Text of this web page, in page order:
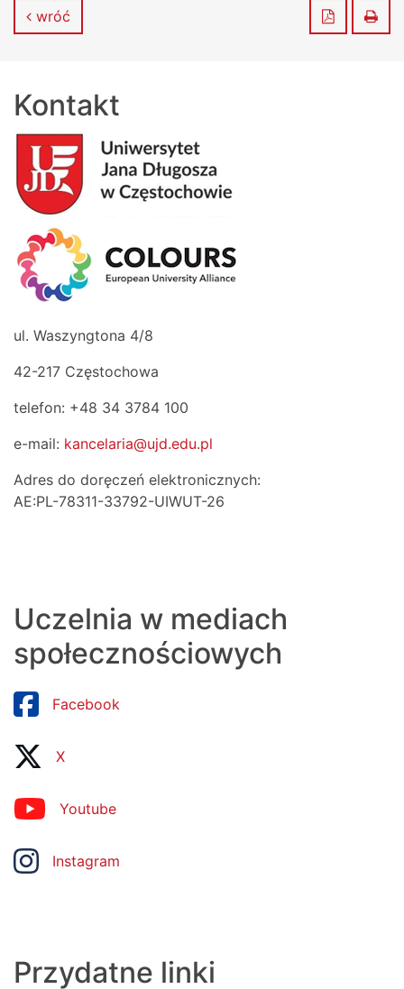
wróć Zapisz do
Kontakt
ul. Waszyngtona 4/8
42-217 Częstochowa
telefon: +48 34 3784 100
e-mail: kancelaria@ujd.edu.pl
Adres do doręczeń elektronicznych:
AE:PL-78311-33792-UIWUT-26
Uczelnia w mediach
społecznościowych
Facebook
X
Youtube
Instagram
Przydatne linki